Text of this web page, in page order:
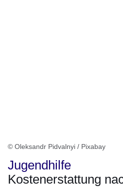
© Oleksandr Pidvalnyi / Pixabay
Jugendhilfe
Kostenerstattung